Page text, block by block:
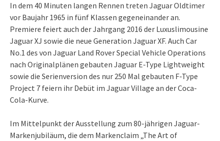
In dem 40 Minuten langen Rennen treten Jaguar Oldtimer
vor Baujahr 1965 in fünf Klassen gegeneinander an.
Premiere feiert auch der Jahrgang 2016 der Luxuslimousine
Jaguar XJ sowie die neue Generation Jaguar XF. Auch Car
No.1 des von Jaguar Land Rover Special Vehicle Operations
nach Originalplänen gebauten Jaguar E-Type Lightweight
sowie die Serienversion des nur 250 Mal gebauten F-Type
Project 7 feiern ihr Debüt im Jaguar Village an der Coca-
Cola-Kurve.
Im Mittelpunkt der Ausstellung zum 80-jährigen Jaguar-
Markenjubiläum, die dem Markenclaim „The Art of